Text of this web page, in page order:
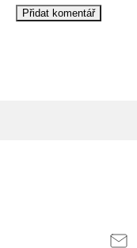
Přidat komentář